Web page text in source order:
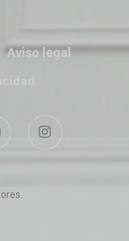
Aviso legal